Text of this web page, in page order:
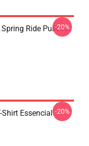
Ride Pullover
-20%
Shirt Essencial -20%